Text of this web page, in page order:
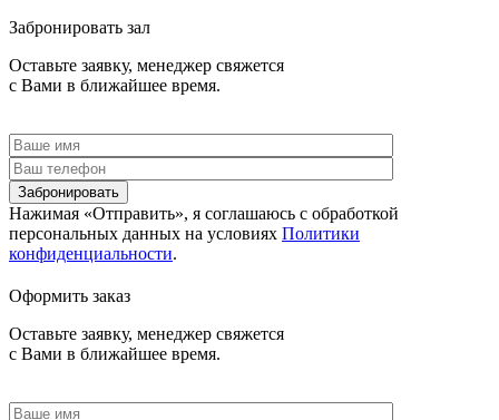
Забронировать зал
Оставьте заявку, менеджер свяжется
с Вами в ближайшее время.
Забронировать
Нажимая «Отправить», я соглашаюсь c обработкой
персональных данных на условиях Политики
конфиденциальности.
Оформить заказ
Оставьте заявку, менеджер свяжется
с Вами в ближайшее время.